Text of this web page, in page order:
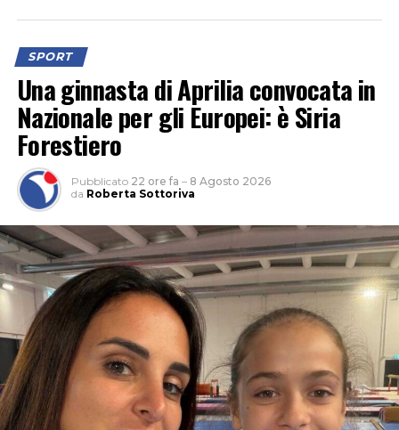
SPORT
Una ginnasta di Aprilia convocata in
Nazionale per gli Europei: è Siria
Forestiero
Pubblicato 22 ore fa – 8 Agosto 2026
da Roberta Sottoriva